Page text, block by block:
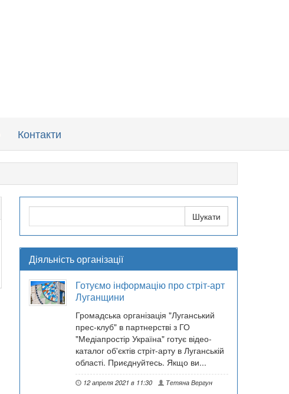
Контакти
Діяльність організації
Готуємо інформацію про стріт-арт
Луганщини
Громадська організація "Луганський
прес-клуб" в партнерстві з ГО
"Медіапростір Україна" готує відео-
каталог об'єктів стріт-арту в Луганській
області. Приєднуйтесь. Якщо ви...
12 апреля 2021 в 11:30 Тетяна Вергун